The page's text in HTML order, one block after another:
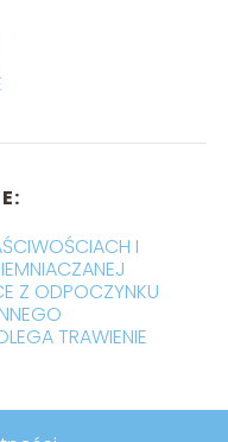
I
Z ODPOCZYNKU
TRAWIENIE